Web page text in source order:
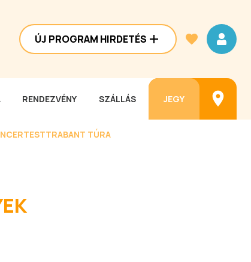
ÚJ PROGRAM HIRDETÉS
RENDEZVÉNY SZÁLLÁS JEGY
TRABANT TÚRA